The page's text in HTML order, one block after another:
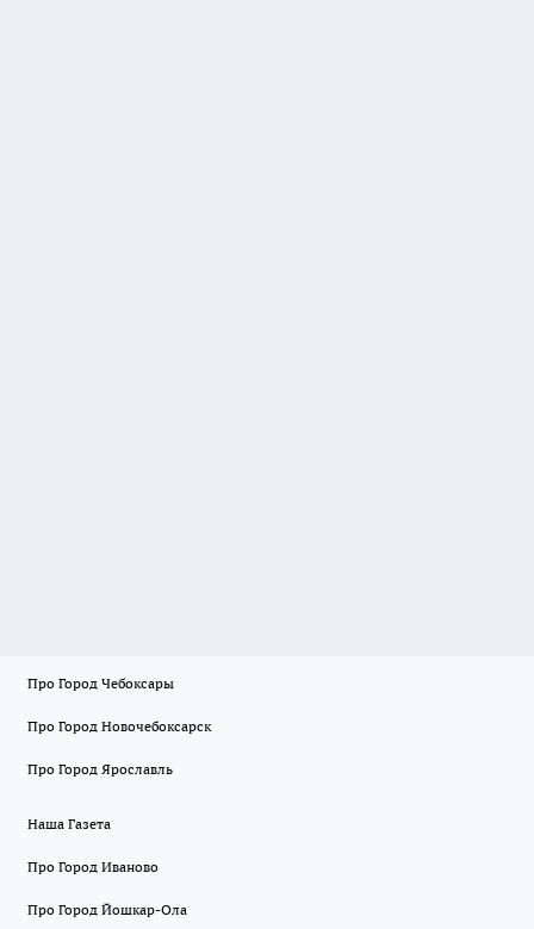
Про Город Чебоксары
Про Город Новочебоксарск
Про Город Ярославль
Наша Газета
Про Город Иваново
Про Город Йошкар-Ола